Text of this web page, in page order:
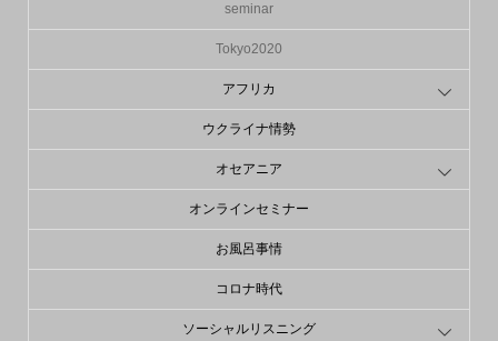
seminar
Tokyo2020
アフリカ
ウクライナ情勢
オセアニア
オンラインセミナー
お風呂事情
コロナ時代
ソーシャルリスニング